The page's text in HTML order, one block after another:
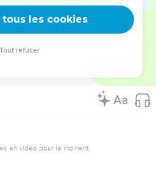
Elle sera portée à notre
en celui qui a ressuscité
en vidéo pour le moment.
les cookies
Tout refuser